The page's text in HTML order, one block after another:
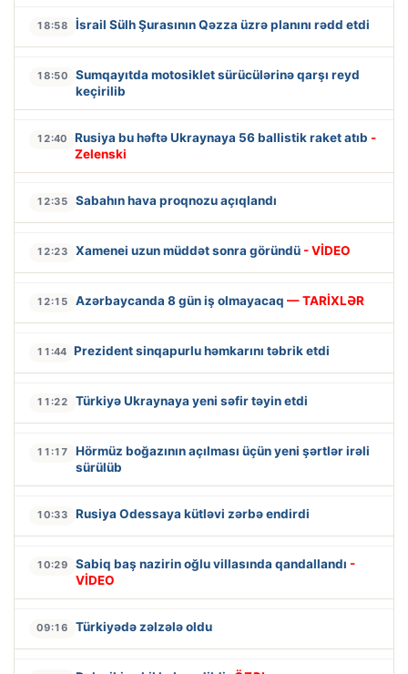
18:58 İsrail Sülh Şurasının Qəzza üzrə planını rədd etdi
18:50
Sumqayıtda motosiklet sürücülərinə qarşı reyd
keçirilib
12:40 Rusiya bu həftə Ukraynaya 56 ballistik raket atıb -
Zelenski
12:35 Sabahın hava proqnozu açıqlandı
12:23 Xamenei uzun müddət sonra göründü - VİDEO
12:15 Azərbaycanda 8 gün iş olmayacaq — TARİXLƏR
11:44 Prezident sinqapurlu həmkarını təbrik etdi
11:22 Türkiyə Ukraynaya yeni səfir təyin etdi
11:17
Hörmüz boğazının açılması üçün yeni şərtlər irəli
sürülüb
10:33 Rusiya Odessaya kütləvi zərbə endirdi
10:29 Sabiq baş nazirin oğlu villasında qandallandı -
VİDEO
09:16 Türkiyədə zəlzələ oldu